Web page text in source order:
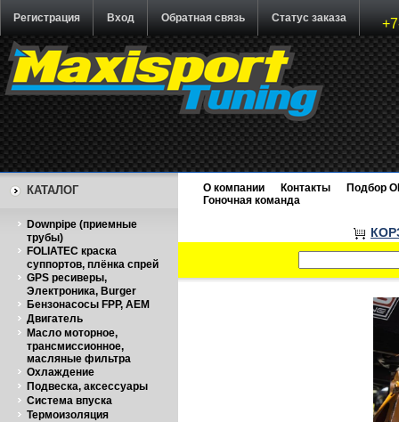
Регистрация Вход Обратная связь Статус заказа
КАТАЛОГ
Downpipe (приемные
трубы)
FOLIATEC краска
суппортов, плёнка спрей
GPS ресиверы,
Электроника, Burger
Бензонасосы FPP, AEM
Двигатель
Масло моторное,
трансмиссионное,
масляные фильтра
Охлаждение
Подвеска, аксессуары
Система впуска
Термоизоляция
О компании Контакты
Подбор
Гоночная команда